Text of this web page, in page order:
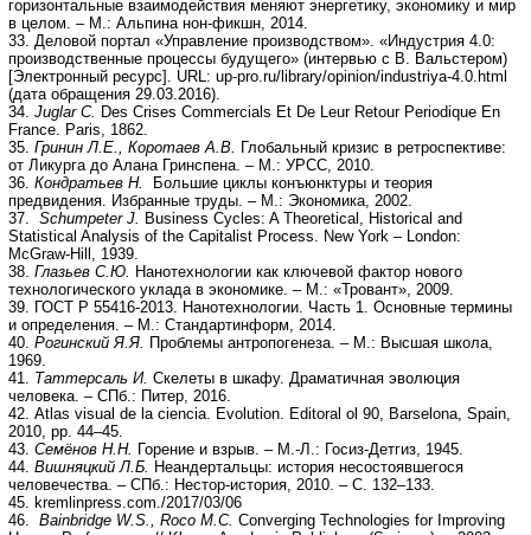
горизонтальные взаимодействия меняют энергетику, экономику и мир
в целом. – М.: Альпина нон-фикшн, 2014.
33. Деловой портал «Управление производством». «Индустрия 4.0:
производственные процессы будущего» (интервью с В. Вальстером)
[Электронный ресурс]. URL: up-pro.ru/library/opinion/industriya-4.0.html
(дата обращения 29.03.2016).
34. Juglar C. Des Crises Commercials Et De Leur Retour Periodique En
France. Paris, 1862.
35. Гринин Л.Е., Коротаев А.В.
Глобальный кризис в ретроспективе:
oт Ликурга до Алана Гринспена. – М.: УРСС, 2010.
36. Кондратьев Н.
Большие циклы конъюнктуры и теория
предвидения. Избранные труды. – М.: Экономика, 2002.
37. Schumpeter J.
Business Cycles: A Theoretical, Historical and
Statistical Analysis of the Capitalist Process. New York – London:
McGraw-Hill, 1939.
38. Глазьев С.Ю.
Нанотехнологии как ключевой фактор нового
технологического уклада в экономике. – М.: «Тровант», 2009.
39. ГОСТ Р 55416-2013. Нанотехнологии. Часть 1. Основные термины
и определения. – М.: Стандартинформ, 2014.
40. Рогинский Я.Я.
Проблемы антропогенеза. – М.: Высшая школа,
1969.
41. Таттерсаль И. Скелеты в шкафу. Драматичная эволюция
человека. – СПб.: Питер, 2016.
42. Atlas visual de la ciencia. Evolution. Editoral ol 90, Barselona, Spain,
2010, pp. 44–45.
43. Семёнов Н.Н. Горение и взрыв. – М.-Л.: Госиз-Детгиз, 1945.
44. Вишняцкий Л.Б.
Неандертальцы: история несостоявшегося
человечества. – СПб.: Нестор-история, 2010. – С. 132–133.
45. kremlinpress.com./2017/03/06
46. Bainbridge W.S., Roco M.C. Converging Technologies for Improving